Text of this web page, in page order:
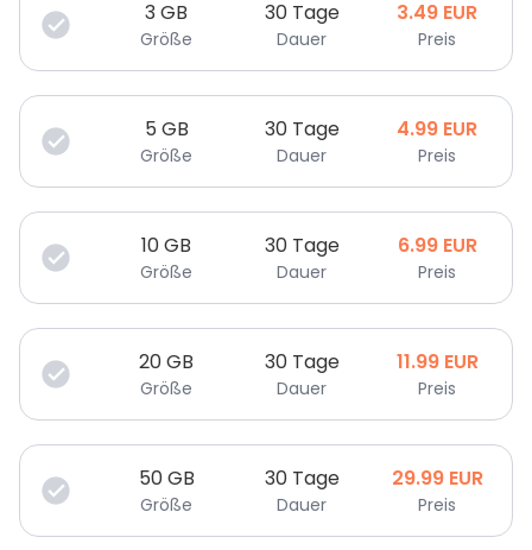
3GB
Größe
30 Tage
Dauer
3.49 EUR
Preis
5 GB
Größe
30 Tage
Dauer
4.99 EUR
Preis
10GB
Größe
30 Tage
Dauer
6.99 EUR
Preis
20GB
Größe
30 Tage
Dauer
11.99 EUR
Preis
50GB
Größe
30 Tage
Dauer
29.99 EUR
Preis